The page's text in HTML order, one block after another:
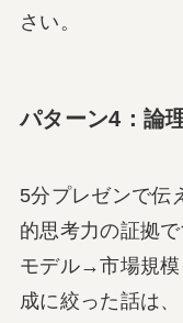
さい。
パターン4：論
5分プレゼンで伝
的思考力の証拠
モデル→市場規
成に絞った話は